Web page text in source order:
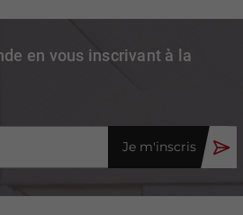
en vous inscrivant à la
Je m'inscris